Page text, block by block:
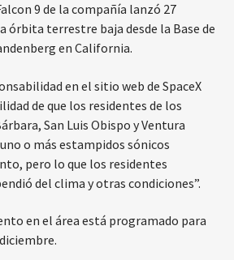
9 de la compañía lanzó 27
órbita terrestre baja desde la Base de
en California.
en el sitio web de SpaceX
de que los residentes de los
San Luis Obispo y Ventura
o más estampidos sónicos
pero lo que los residentes
del clima y otras condiciones”.
en el área está programado para